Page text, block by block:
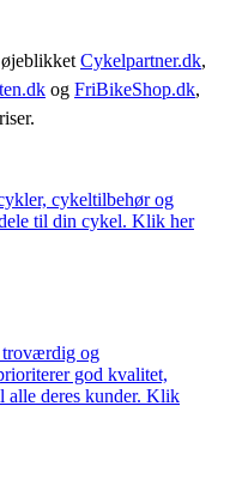
Cykelpartner.dk,
og FriBikeShop.dk,
cykeltilbehør og
til din cykel. Klik her
troværdig og
god kvalitet,
alle deres kunder. Klik